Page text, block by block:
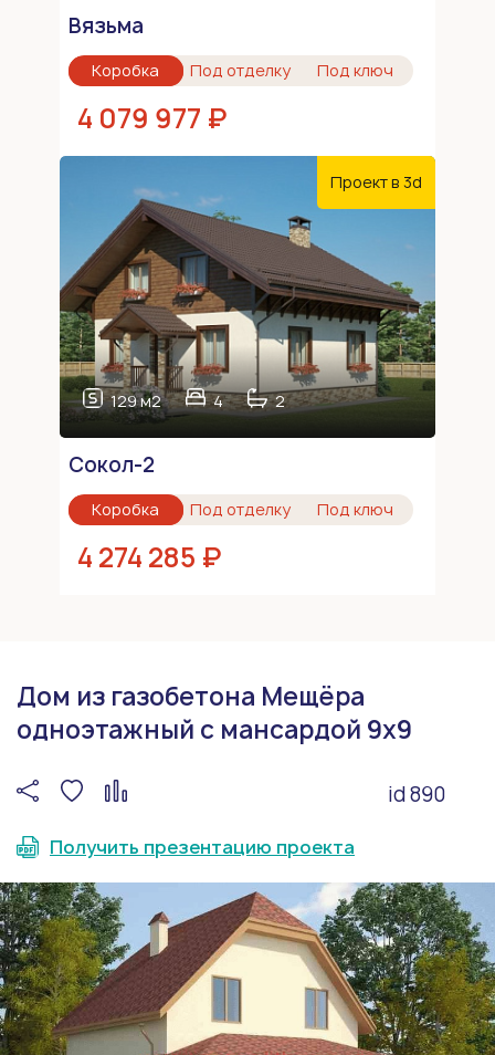
Вязьма
Коробка Под отделку Под ключ
4 079 977 ₽
129 м2 4 2
Проект в 3d
Сокол-2
Коробка Под отделку Под ключ
4 274 285 ₽
Дом из газобетона Мещёра
одноэтажный с мансардой 9х9
id 890
Получить презентацию проекта